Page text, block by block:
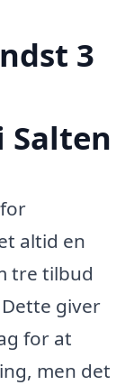
3
altid en
tre tilbud
giver
for at
men det